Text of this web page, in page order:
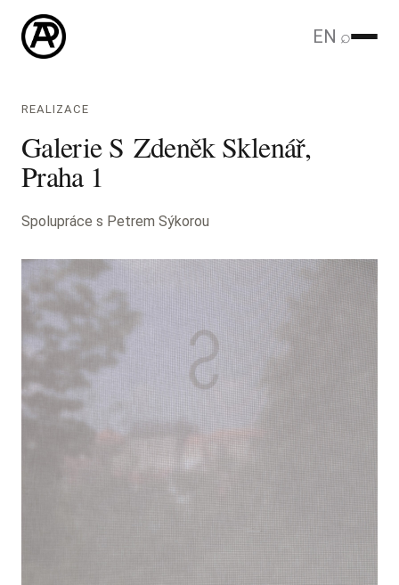
EN ⌕
REALIZACE
Galerie S Zdeněk Sklenář,
Praha 1
Spolupráce s Petrem Sýkorou